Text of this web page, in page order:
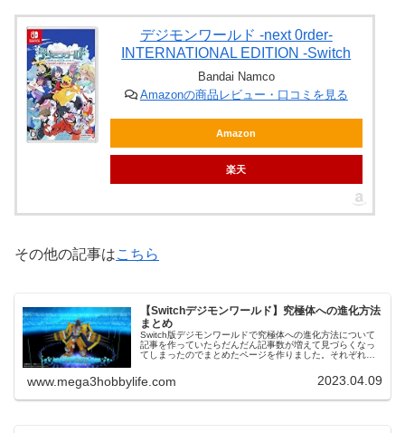
デジモンワールド -next 0rder-
INTERNATIONAL EDITION -Switch
Bandai Namco
Amazonの商品レビュー・口コミを見る
Amazon
楽天
その他の記事はこちら
【Switchデジモンワールド】究極体への進化方法
まとめ
Switch版デジモンワールドで究極体への進化方法について
記事を作っていたらだんだん記事数が増えて見づらくなっ
てしまったのでまとめたページを作りました。それぞれの
www.mega3hobbylife.com 2023.04.09